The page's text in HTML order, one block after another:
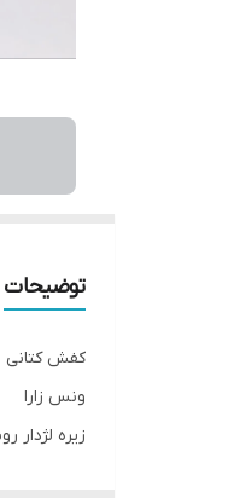
توضیحات
کفش کتانی
ونس زارا
زیره لژدار